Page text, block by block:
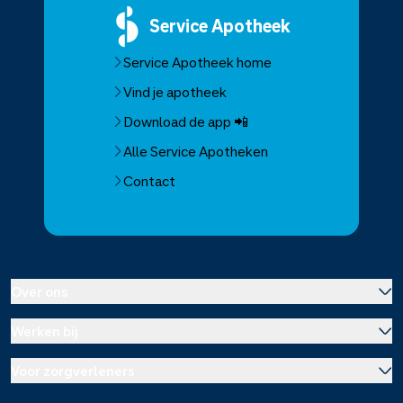
ServiceApotheek
Service Apotheek home
Vind je apotheek
Download de app 📲
Alle Service Apotheken
Contact